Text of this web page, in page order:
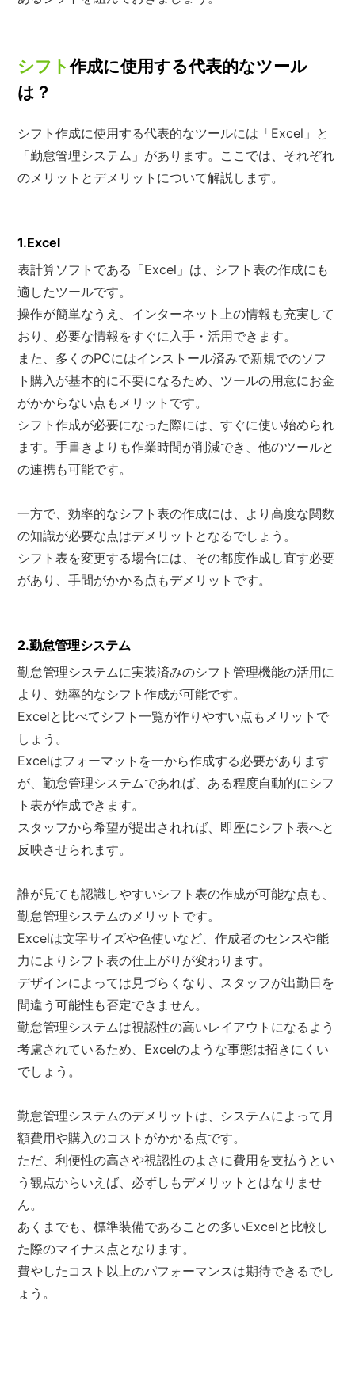
シフト作成に使用する代表的なツール
は？
シフト作成に使用する代表的なツールには「Excel」と
「勤怠管理システム」があります。ここでは、それぞれ
のメリットとデメリットについて解説します。
1.Excel
表計算ソフトである「Excel」は、シフト表の作成にも
適したツールです。
操作が簡単なうえ、インターネット上の情報も充実して
おり、必要な情報をすぐに入手・活用できます。
また、多くのPCにはインストール済みで新規でのソフ
ト購入が基本的に不要になるため、ツールの用意にお金
がかからない点もメリットです。
シフト作成が必要になった際には、すぐに使い始められ
ます。手書きよりも作業時間が削減でき、他のツールと
の連携も可能です。
一方で、効率的なシフト表の作成には、より高度な関数
の知識が必要な点はデメリットとなるでしょう。
シフト表を変更する場合には、その都度作成し直す必要
があり、手間がかかる点もデメリットです。
2.勤怠管理システム
勤怠管理システムに実装済みのシフト管理機能の活用に
より、効率的なシフト作成が可能です。
Excelと比べてシフト一覧が作りやすい点もメリットで
しょう。
Excelはフォーマットを一から作成する必要があります
が、勤怠管理システムであれば、ある程度自動的にシフ
ト表が作成できます。
スタッフから希望が提出されれば、即座にシフト表へと
反映させられます。
誰が見ても認識しやすいシフト表の作成が可能な点も、
勤怠管理システムのメリットです。
Excelは文字サイズや色使いなど、作成者のセンスや能
力によりシフト表の仕上がりが変わります。
デザインによっては見づらくなり、スタッフが出勤日を
間違う可能性も否定できません。
勤怠管理システムは視認性の高いレイアウトになるよう
考慮されているため、Excelのような事態は招きにくい
でしょう。
勤怠管理システムのデメリットは、システムによって月
額費用や購入のコストがかかる点です。
ただ、利便性の高さや視認性のよさに費用を支払うとい
う観点からいえば、必ずしもデメリットとはなりませ
ん。
あくまでも、標準装備であることの多いExcelと比較し
た際のマイナス点となります。
費やしたコスト以上のパフォーマンスは期待できるでし
ょう。